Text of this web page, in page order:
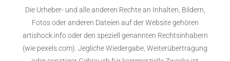
Die Urheber- und alle anderen Rechte an Inhalten, Bildern,
Fotos oder anderen Dateien auf der Website gehören
artishock.info oder den speziell genannten Rechtsinhabern
(wie pexels.com). Jegliche Wiedergabe, Weiterübertragung